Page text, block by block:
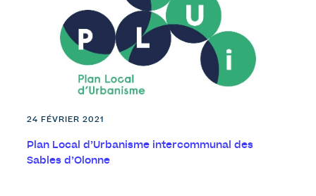
24 FÉVRIER 2021
Plan Local d’Urbanisme intercommunal des
Sables d’Olonne